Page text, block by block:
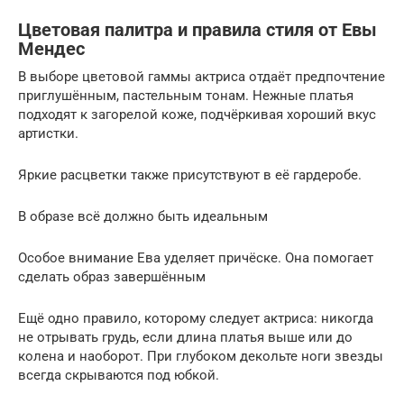
Цветовая палитра и правила стиля от Евы
Мендес
В выборе цветовой гаммы актриса отдаёт предпочтение
приглушённым, пастельным тонам. Нежные платья
подходят к загорелой коже, подчёркивая хороший вкус
артистки.
Яркие расцветки также присутствуют в её гардеробе.
В образе всё должно быть идеальным
Особое внимание Ева уделяет причёске. Она помогает
сделать образ завершённым
Ещё одно правило, которому следует актриса: никогда
не отрывать грудь, если длина платья выше или до
колена и наоборот. При глубоком декольте ноги звезды
всегда скрываются под юбкой.